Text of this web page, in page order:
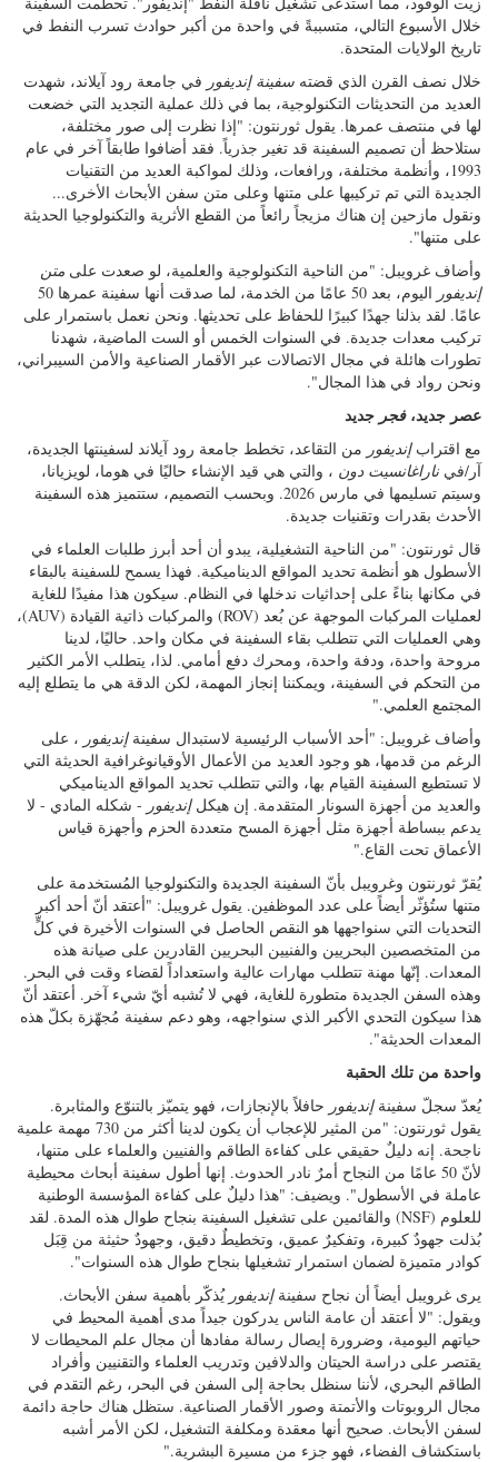
خلال الأسبوع التالي، متسببةً في واحدة من أكبر حوادث تسرب النفط في
تاريخ الولايات المتحدة.
خلال نصف القرن الذي قضته سفينة إنديفور في جامعة رود آيلاند، شهدت
العديد من التحديثات التكنولوجية، بما في ذلك عملية التجديد التي خضعت
لها في منتصف عمرها. يقول ثورنتون: "إذا نظرت إلى صور مختلفة،
ستلاحظ أن تصميم السفينة قد تغير جذرياً. فقد أضافوا طابقاً آخر في عام
1993، وأنظمة مختلفة، ورافعات، وذلك لمواكبة العديد من التقنيات
الجديدة التي تم تركيبها على متنها وعلى متن سفن الأبحاث الأخرى...
ونقول مازحين إن هناك مزيجاً رائعاً من القطع الأثرية والتكنولوجيا الحديثة
على متنها".
وأضاف غرويبل: "من الناحية التكنولوجية والعلمية، لو صعدت على متن
إنديفور
اليوم، بعد 50 عامًا من الخدمة، لما صدقت أنها سفينة عمرها 50
عامًا. لقد بذلنا جهدًا كبيرًا للحفاظ على تحديثها. ونحن نعمل باستمرار على
تركيب معدات جديدة. في السنوات الخمس أو الست الماضية، شهدنا
تطورات هائلة في مجال الاتصالات عبر الأقمار الصناعية والأمن السيبراني،
ونحن رواد في هذا المجال".
عصر جديد،فجر جديد
مع اقترابإنديفور من التقاعد، تخطط جامعة رود آيلاند لسفينتها الجديدة،
آر/فيناراغانسيت دون ، والتي هي قيد الإنشاء حاليًا في هوما، لويزيانا،
وسيتم تسليمها في مارس 2026. وبحسب التصميم، ستتميز هذه السفينة
الأحدث بقدرات وتقنيات جديدة.
قال ثورنتون: "من الناحية التشغيلية، يبدو أن أحد أبرز طلبات العلماء في
الأسطول هو أنظمة تحديد المواقع الديناميكية. فهذا يسمح للسفينة بالبقاء
في مكانها بناءً على إحداثيات ندخلها في النظام. سيكون هذا مفيدًا للغاية
لعمليات المركبات الموجهة عن بُعد (ROV) والمركبات ذاتية القيادة (AUV)،
وهي العمليات التي تتطلب بقاء السفينة في مكان واحد. حاليًا، لدينا
مروحة واحدة، ودفة واحدة، ومحرك دفع أمامي. لذا، يتطلب الأمر الكثير
من التحكم في السفينة، ويمكننا إنجاز المهمة، لكن الدقة هي ما يتطلع إليه
المجتمع العلمي."
وأضاف غرويبل: "أحد الأسباب الرئيسية لاستبدال سفينةإنديفور ، على
الرغم من قدمها، هو وجود العديد من الأعمال الأوقيانوغرافية الحديثة التي
لا تستطيع السفينة القيام بها، والتي تتطلب تحديد المواقع الديناميكي
والعديد من أجهزة السونار المتقدمة. إن هيكلإنديفور - شكله المادي - لا
يدعم ببساطة أجهزة مثل أجهزة المسح متعددة الحزم وأجهزة قياس
الأعماق تحت القاع."
يُقرّ ثورنتون وغرويبل بأنّ السفينة الجديدة والتكنولوجيا المُستخدمة على
متنها ستُؤثّر أيضاً على عدد الموظفين. يقول غرويبل: "أعتقد أنّ أحد أكبر
التحديات التي سنواجهها هو النقص الحاصل في السنوات الأخيرة في كلٍّ
من المتخصصين البحريين والفنيين البحريين القادرين على صيانة هذه
المعدات. إنّها مهنة تتطلب مهارات عالية واستعداداً لقضاء وقت في البحر.
وهذه السفن الجديدة متطورة للغاية، فهي لا تُشبه أيّ شيء آخر. أعتقد أنّ
هذا سيكون التحدي الأكبر الذي سنواجهه، وهو دعم سفينة مُجهّزة بكلّ هذه
المعدات الحديثة".
واحدة من تلك الحقبة
يُعدّ سجلّ سفينةإنديفور حافلاً بالإنجازات، فهو يتميّز بالتنوّع والمثابرة.
يقول ثورنتون: "من المثير للإعجاب أن يكون لدينا أكثر من 730 مهمة علمية
ناجحة. إنه دليلٌ حقيقي على كفاءة الطاقم والفنيين والعلماء على متنها،
لأنّ 50 عامًا من النجاح أمرٌ نادر الحدوث. إنها أطول سفينة أبحاث محيطية
عاملة في الأسطول". ويضيف: "هذا دليلٌ على كفاءة المؤسسة الوطنية
للعلوم (NSF) والقائمين على تشغيل السفينة بنجاح طوال هذه المدة. لقد
بُذلت جهودٌ كبيرة، وتفكيرٌ عميق، وتخطيطٌ دقيق، وجهودٌ حثيثة من قِبَل
كوادر متميزة لضمان استمرار تشغيلها بنجاح طوال هذه السنوات".
يرى غرويبل أيضاً أن نجاح سفينةإنديفور يُذكّر بأهمية سفن الأبحاث.
ويقول: "لا أعتقد أن عامة الناس يدركون جيداً مدى أهمية المحيط في
حياتهم اليومية، وضرورة إيصال رسالة مفادها أن مجال علم المحيطات لا
يقتصر على دراسة الحيتان والدلافين وتدريب العلماء والتقنيين وأفراد
الطاقم البحري، لأننا سنظل بحاجة إلى السفن في البحر، رغم التقدم في
مجال الروبوتات والأتمتة وصور الأقمار الصناعية. ستظل هناك حاجة دائمة
لسفن الأبحاث. صحيح أنها معقدة ومكلفة التشغيل، لكن الأمر أشبه
باستكشاف الفضاء، فهو جزء من مسيرة البشرية."